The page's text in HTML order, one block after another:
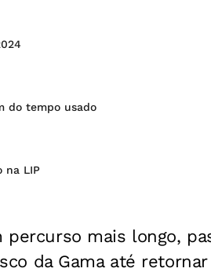
do tempo usado
na LIP
mais longo,
da Gama até retornar